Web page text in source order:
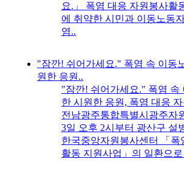
요.」 폭염 대응 자원봉사활
에 취약한 시민과 이동노동
염..
"잠깐! 쉬어가세요." 폭염 속 이동
원한 응원..
"잠깐! 쉬어가세요." 폭염 속
한 시원한 응원, 폭염 대응
전남광주통합특별시광주자
3일 오후 2시부터 광산구 설
한국중앙자원봉사센터 「폭
활동 지원사업」의 일환으